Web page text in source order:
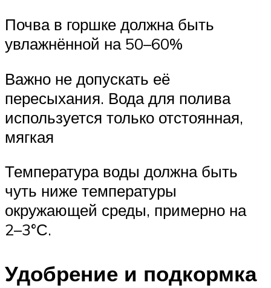
Почва в горшке должна быть
увлажнённой на 50–60%
Важно не допускать её
пересыхания. Вода для полива
используется только отстоянная,
мягкая
Температура воды должна быть
чуть ниже температуры
окружающей среды, примерно на
2–3°С.
Удобрение и подкормка